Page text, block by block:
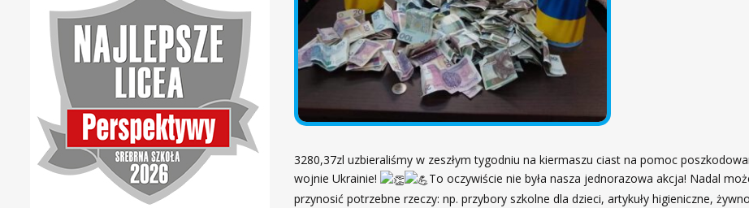
3280,37zl uzbieraliśmy w zeszłym tygodniu na kiermaszu ciast na pomoc
wojnie Ukrainie!
To oczywiście nie była nasza jednorazowa akcja! Nadal
przynosić potrzebne rzeczy: np. przybory szkolne dla dzieci, artykuły higieniczne,